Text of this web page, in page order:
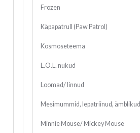
Frozen
Käpapatrull (Paw Patrol)
Kosmoseteema
L.O.L. nukud
Loomad/ linnud
Mesimummid, lepatriinud, ämblikud
Minnie Mouse/ Mickey Mouse